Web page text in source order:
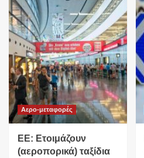
Αερο-μεταφορές
ΕΕ: Ετοιμάζουν
(αεροπορικά) ταξίδια